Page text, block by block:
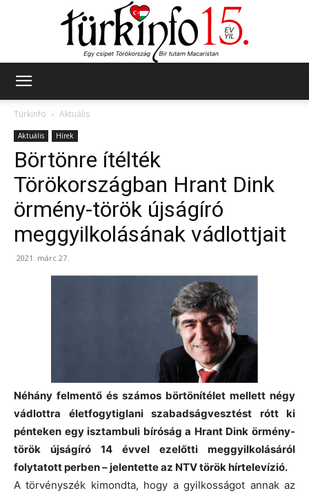
Türkinfo
Aktuális
Aktuális Hírek
Börtönre ítélték
Törökországban Hrant Dink
örmény-török újságíró
meggyilkolásának vádlottjait
2021. márc 27.
Néhány felmentő és számos börtönítélet mellett négy
vádlottra életfogytiglani szabadságvesztést rótt ki
pénteken egy isztambuli bíróság a Hrant Dink örmény-
török újságíró 14 évvel ezelőtti meggyilkolásáról
folytatott perben – jelentette az NTV török hírtelevízió.
A törvényszék kimondta, hogy a gyilkosságot annak az